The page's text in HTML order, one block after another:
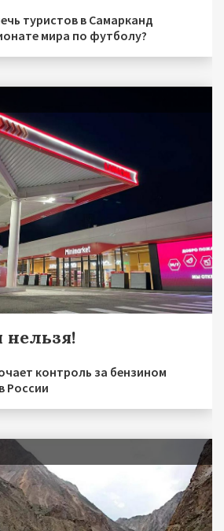
туристов в Самарканд
мира по футболу?
нельзя!
контроль за бензином
России